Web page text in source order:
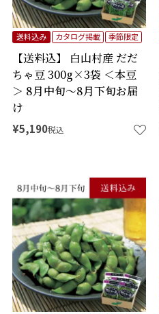
【送料込】 白山村産 だだ
ちゃ豆 300g×3袋 ＜本豆
＞ 8月中旬～8月下旬お届
け
送料込み カタログ掲載 季節限定
¥5,190税込